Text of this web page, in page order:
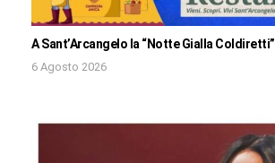
A Sant’Arcangelo la “Notte Gialla Coldiretti”
6 Agosto 2026